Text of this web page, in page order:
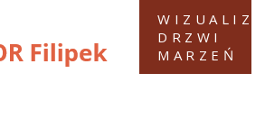
DRZWI
MARZEŃ